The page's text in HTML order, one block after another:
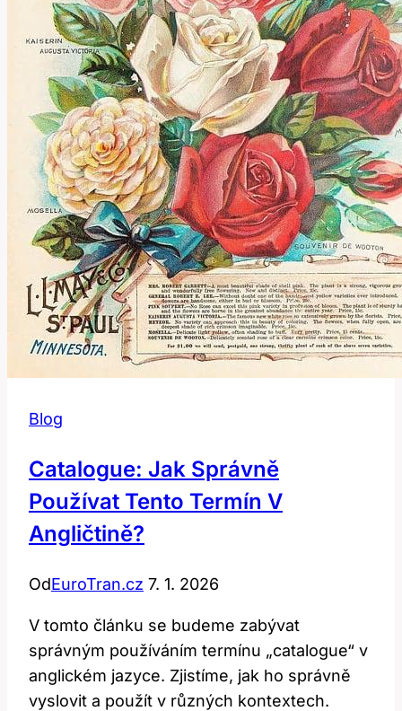
Blog
Catalogue: Jak Správně
Používat Tento Termín V
Angličtině?
OdEuroTran.cz 7. 1. 2026
V tomto článku se budeme zabývat
správným používáním termínu „catalogue“ v
anglickém jazyce. Zjistíme, jak ho správně
vyslovit a použít v různých kontextech.